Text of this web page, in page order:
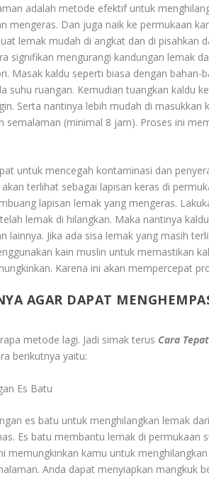
adalah metode efektif untuk
mengeras. Dan juga naik ke permukaan
lemak mudah di angkat dan di pisahkan
signifikan mengurangi kandungan lemak
Masak kaldu seperti biasa dengan bahan-
suhu ruangan. Kemudian tuangkan kaldu
Serta nantinya lebih mudah di
semalaman (minimal 8 jam). Proses ini
untuk mencegah kontaminasi dan
terlihat sebagai lapisan keras di
lapisan lemak yang mengeras.
lemak di hilangkan. Maka nantinya
lainnya. Jika ada sisa lemak yang masih
kain muslin untuk memastikan
Karena ini akan mempercepat
AGAR DAPAT
metode lagi. Jadi simak terus Cara
berikutnya yaitu:
Es Batu
es batu untuk menghilangkan lemak
Es batu membantu lemak di permukaan
memungkinkan kamu untuk
Anda dapat menyiapkan mangkuk